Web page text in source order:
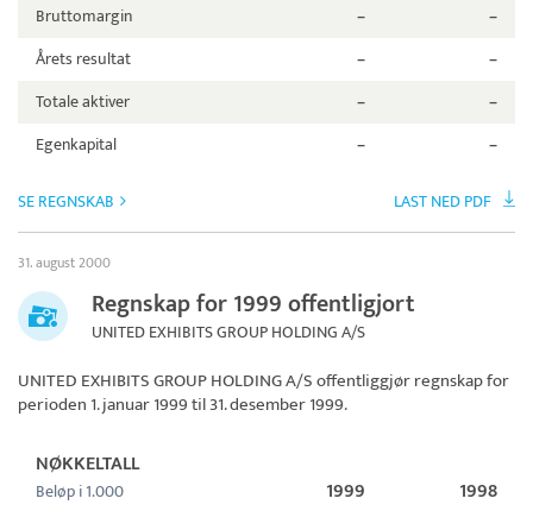
Bruttomargin –
–
Årets resultat
–
–
Totale aktiver
–
–
Egenkapital
– –
SE REGNSKAB LAST NED PDF
31. august 2000
Regnskap for 1999 offentligjort
UNITED EXHIBITS GROUP HOLDING A/S
UNITED EXHIBITS GROUP HOLDING A/Soffentliggjør regnskap for
perioden 1. januar 1999 til 31. desember 1999.
NØKKELTALL
Beløp i 1.000 1999 1998